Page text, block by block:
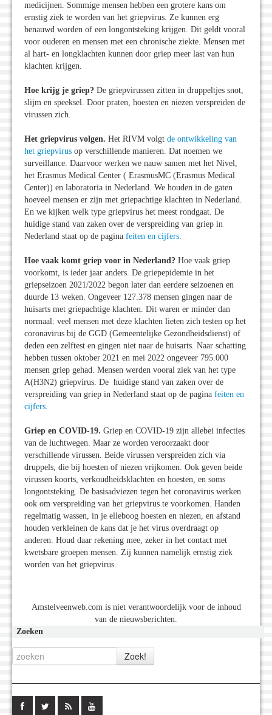
medicijnen. Sommige mensen hebben een grotere kans om
ernstig ziek te worden van het griepvirus. Ze kunnen erg
benauwd worden of een longontsteking krijgen. Dit geldt vooral
voor ouderen en mensen met een chronische ziekte. Mensen met
al hart- en longklachten kunnen door griep meer last van hun
klachten krijgen.
Hoe krijg je griep? De griepvirussen zitten in druppeltjes snot,
slijm en speeksel. Door praten, hoesten en niezen verspreiden de
virussen zich.
Het griepvirus volgen. Het RIVM volgt de ontwikkeling van
het griepvirus op verschillende manieren. Dat noemen we
surveillance. Daarvoor werken we nauw samen met het Nivel,
het Erasmus Medical Center ( ErasmusMC (Erasmus Medical
Center)) en laboratoria in Nederland. We houden in de gaten
hoeveel mensen er zijn met griepachtige klachten in Nederland.
En we kijken welk type griepvirus het meest rondgaat. De
huidige stand van zaken over de verspreiding van griep in
Nederland staat op de pagina feiten en cijfers.
Hoe vaak komt griep voor in Nederland? Hoe vaak griep
voorkomt, is ieder jaar anders. De griepepidemie in het
griepseizoen 2021/2022 begon later dan eerdere seizoenen en
duurde 13 weken. Ongeveer 127.378 mensen gingen naar de
huisarts met griepachtige klachten. Dit waren er minder dan
normaal: veel mensen met deze klachten lieten zich testen op het
coronavirus bij de GGD (Gemeentelijke Gezondheidsdienst) of
deden een zelftest en gingen niet naar de huisarts. Naar schatting
hebben tussen oktober 2021 en mei 2022 ongeveer 795.000
mensen griep gehad. Mensen werden vooral ziek van het type
A(H3N2) griepvirus. De huidige stand van zaken over de
verspreiding van griep in Nederland staat op de pagina feiten en
cijfers.
Griep en COVID-19. Griep en COVID-19 zijn allebei infecties
van de luchtwegen. Maar ze worden veroorzaakt door
verschillende virussen. Beide virussen verspreiden zich via
druppels, die bij hoesten of niezen vrijkomen. Ook geven beide
virussen koorts, verkoudheidsklachten en hoesten, en soms
longontsteking. De basisadviezen tegen het coronavirus werken
ook om verspreiding van het griepvirus te voorkomen. Handen
regelmatig wassen, in je elleboog hoesten en niezen, en afstand
houden verkleinen de kans dat je het virus overdraagt op
anderen. Houd daar rekening mee, zeker in het contact met
kwetsbare groepen mensen. Zij kunnen namelijk ernstig ziek
worden van het griepvirus.
Amstelveenweb.com is niet verantwoordelijk voor de inhoud
van de nieuwsberichten.
Zoeken